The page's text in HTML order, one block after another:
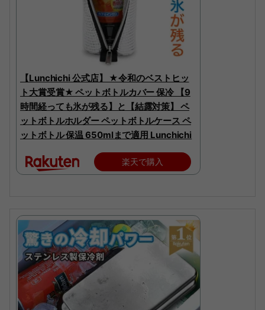
【Lunchichi 公式店】 ★令和のベストヒッ
ト大賞受賞★ ペットボトルカバー 保冷 【9
時間経っても氷が残る】と【結露対策】 ペ
ットボトルホルダー ペットボトルケース ペ
ットボトル 保温 650mlまで適用 Lunchichi
楽天で購入